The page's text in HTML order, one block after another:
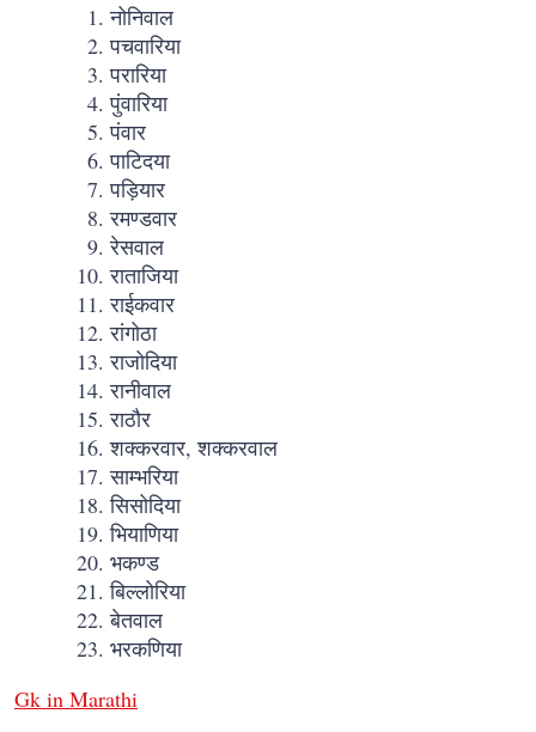
नोनिवाल
पचवारिया
परारिया
पुंवारिया
पंवार
पाटिदया
पड़ियार
रमण्डवार
रेसवाल
राताजिया
राईकवार
रांगोठा
राजोदिया
रानीवाल
राठौर
शक्करवार, शक्करवाल
साम्भरिया
सिसोदिया
भियाणिया
भकण्ड
बिल्लोरिया
बेतवाल
भरकणिया
Gk in Marathi